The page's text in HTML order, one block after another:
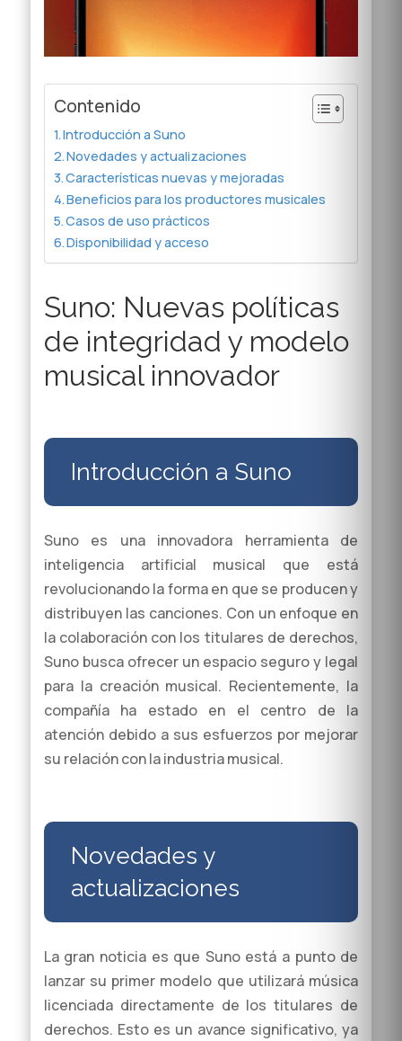
Contenido
Introducción a Suno
Novedades y actualizaciones
Características nuevas y mejoradas
Beneficios para los productores musicales
Casos de uso prácticos
Disponibilidad y acceso
Suno: Nuevas políticas
de integridad y modelo
musical innovador
Introducción a Suno
Suno es una innovadora herramienta de
inteligencia artificial musical que está
revolucionando la forma en que se producen y
distribuyen las canciones. Con un enfoque en
la colaboración con los titulares de derechos,
Suno busca ofrecer un espacio seguro y legal
para la creación musical. Recientemente, la
compañía ha estado en el centro de la
atención debido a sus esfuerzos por mejorar
su relación con la industria musical.
Novedades y
actualizaciones
La gran noticia es que Suno está a punto de
lanzar su primer modelo que utilizará música
licenciada directamente de los titulares de
derechos. Esto es un avance significativo, ya